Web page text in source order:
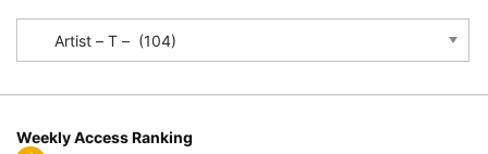
Weekly Access Ranking